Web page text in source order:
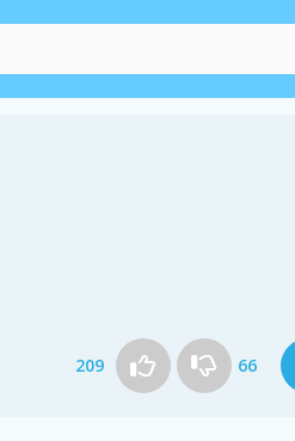
209 66